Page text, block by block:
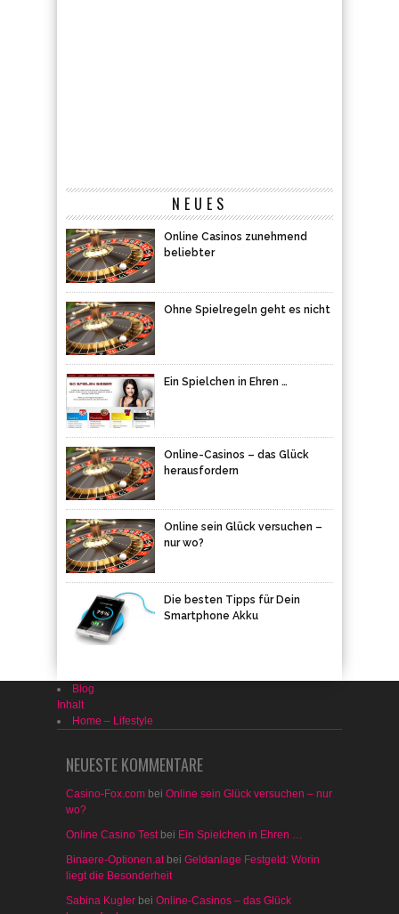
NEUES
Online Casinos zunehmend
beliebter
Ohne Spielregeln geht es nicht
Ein Spielchen in Ehren …
Online-Casinos – das Glück
herausfordern
Online sein Glück versuchen –
nur wo?
Die besten Tipps für Dein
Smartphone Akku
Blog
Inhalt
Home – Lifestyle
NEUESTE KOMMENTARE
Casino-Fox.com bei Online sein Glück versuchen – nur
wo?
Online Casino Testbei Ein Spielchen in Ehren …
Binaere-Optionen.atbei Geldanlage Festgeld: Worin
liegt die Besonderheit
Sabina Kugler bei Online-Casinos – das Glück